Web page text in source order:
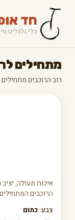
חד
בלי גלגלים
מתחילים
רוב הרוכבים מתחילים עם ה־לוקסוס
הרוכבים
צבע: כתום